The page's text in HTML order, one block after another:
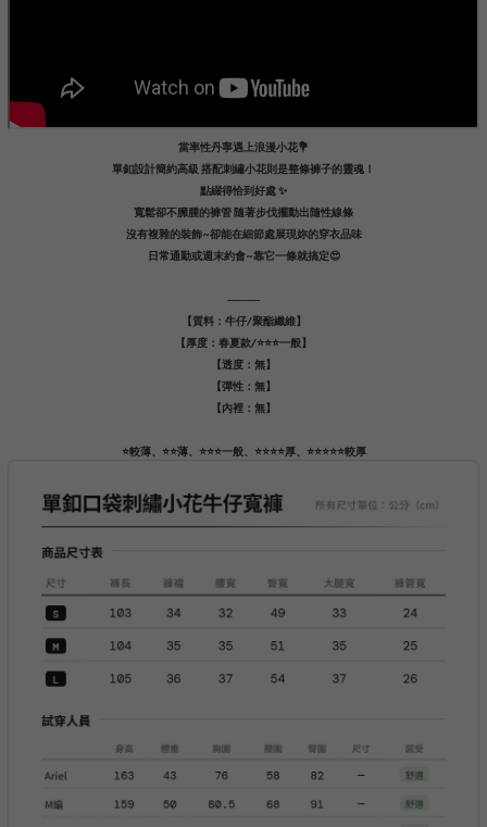
當率性丹寧遇上浪漫小花💐
單釦設計簡約高級 搭配刺繡小花則是整條褲子的靈魂！
點綴得恰到好處 ✨
寬鬆卻不臃腫的褲管 隨著步伐擺動出隨性線條
沒有複雜的裝飾~卻能在細節處展現妳的穿衣品味
日常通勤或週末約會~靠它一條就搞定😍
----------
【質料：牛仔/聚酯纖維】
【厚度：春夏款/⭐️⭐️⭐️一般】
【透度：無】
【彈性：無】
【內裡：無】
⭐️較薄、⭐️⭐️薄、⭐️⭐️⭐️一般、⭐️⭐️⭐️⭐️厚、⭐️⭐️⭐️⭐️⭐️較厚